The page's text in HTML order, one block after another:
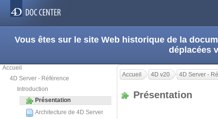
Vous êtes sur le site Web historique de la
déplacées
Accueil
4D Server - Référence
Introduction
Présentation
Architecture de 4D Server
Accueil 4D v20 4D Server -
Présentation